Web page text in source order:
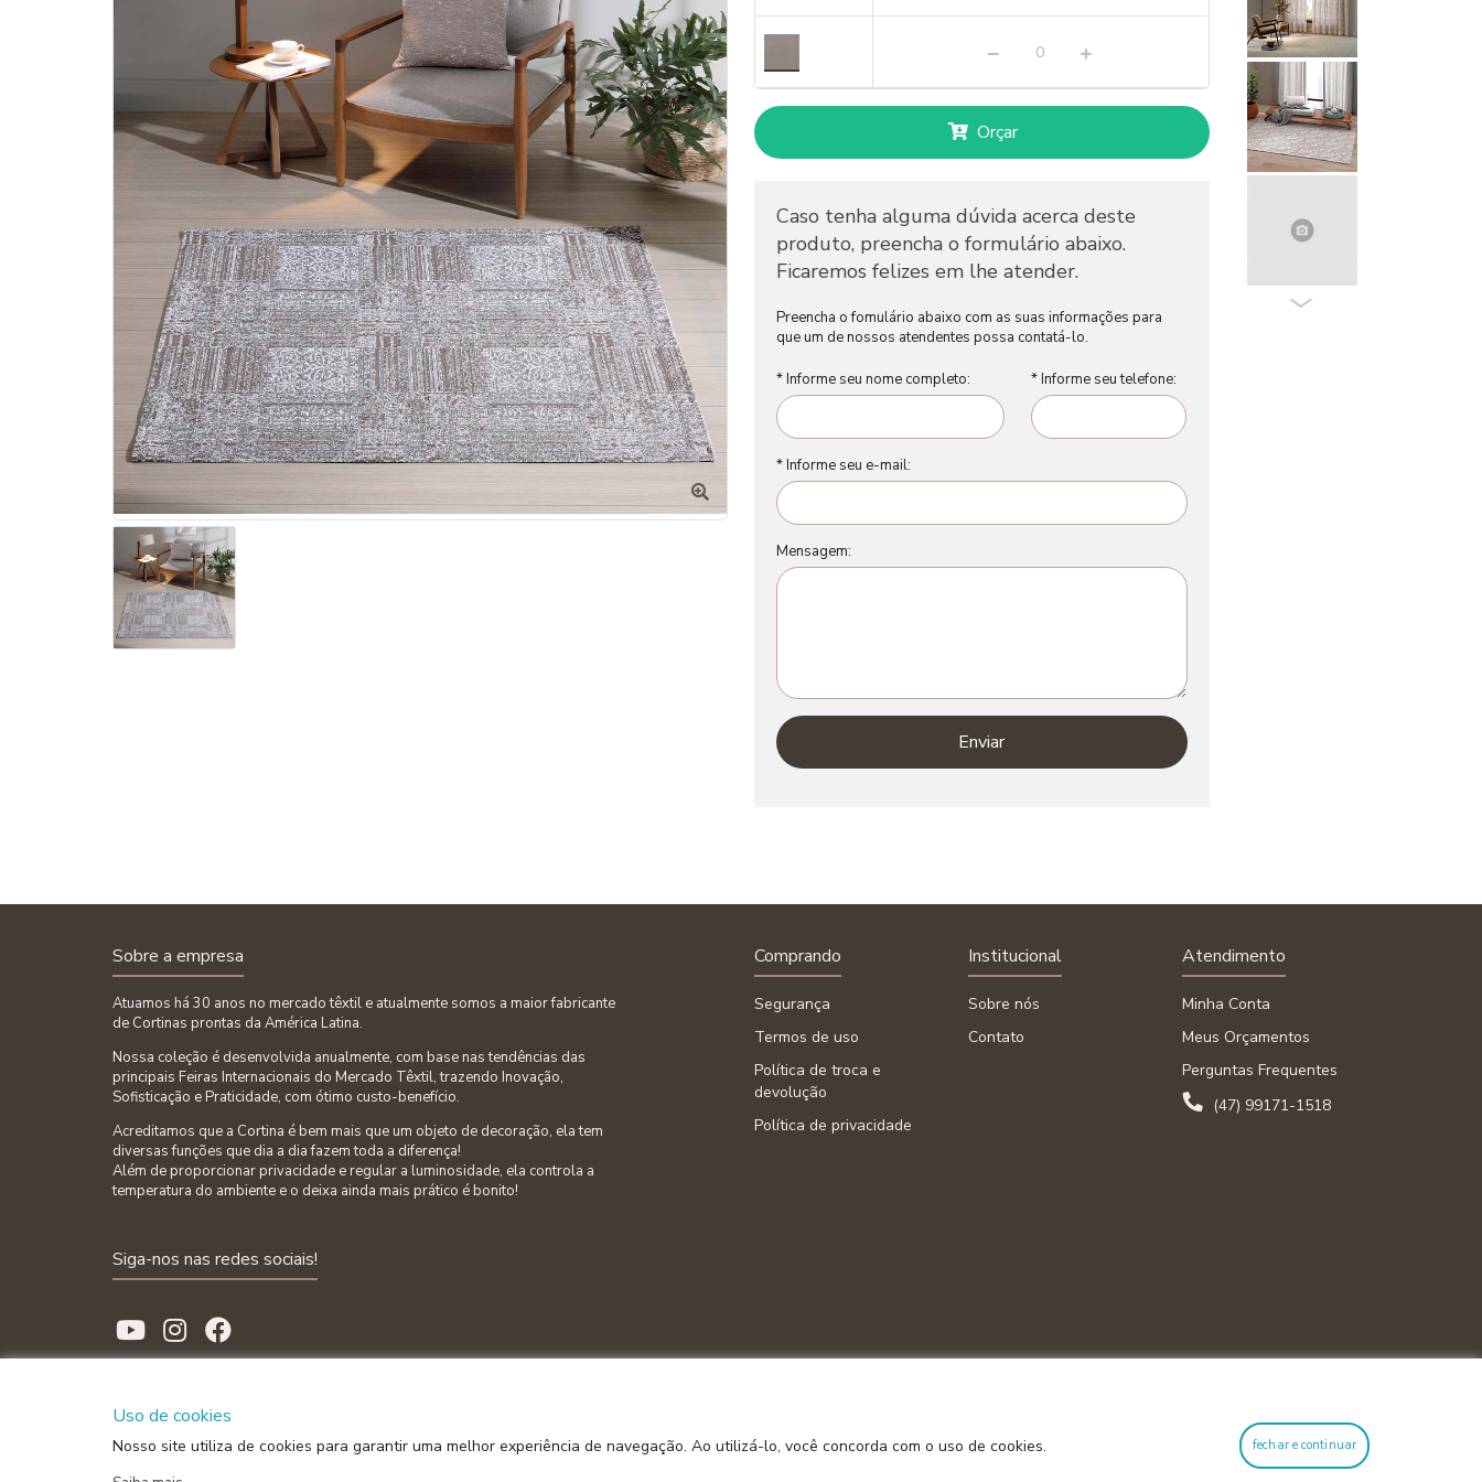
Orçar
Caso tenha alguma dúvida acerca deste
produto, preencha o formulário abaixo.
Ficaremos felizes em lhe atender.
Preencha o fomulário abaixo com as suas informações para
que um de nossos atendentes possa contatá-lo.
* Informe seu nome completo: * Informe seu telefone:
* Informe seu e-mail:
Mensagem:
Enviar
Sobre a empresa
Atuamos há 30 anos no mercado têxtil e atualmente somos a maior fabricante
de Cortinas prontas da América Latina.
Nossa coleção é desenvolvida anualmente, com base nas tendências das
principais Feiras Internacionais do Mercado Têxtil, trazendo Inovação,
Sofisticação e Praticidade, com ótimo custo-benefício.
Acreditamos que a Cortina é bem mais que um objeto de decoração, ela tem
diversas funções que dia a dia fazem toda a diferença!
Além de proporcionar privacidade e regular a luminosidade, ela controla a
temperatura do ambiente e o deixa ainda mais prático é bonito!
Siga-nos nas redes sociais!
Comprando
Segurança
Termos de uso
Política de troca e
devolução
Política de privacidade
Institucional
Sobre nós
Contato
Atendimento
Minha Conta
Meus Orçamentos
Perguntas Frequentes
(47) 99171-1518
CNPJ: 72.344.591/0001-25
Uso de cookies
Nosso site utiliza de cookies para garantir uma melhor experiência de navegação. Ao utilizá-lo, você concorda com o uso de cookies. fechar e continuar